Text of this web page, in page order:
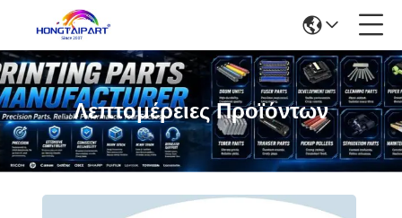
Λεπτομέρειες Προϊόντων